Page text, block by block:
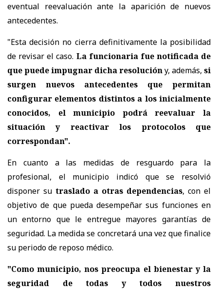
eventual reevaluación ante la aparición de nuevos
antecedentes.
"Esta decisión no cierra definitivamente la posibilidad
de revisar el caso. La funcionaria fue notificada de
que puede impugnar dicha resolucióny, además, si
surgen nuevos antecedentes que permitan
configurar elementos distintos a los inicialmente
conocidos, el municipio podrá reevaluar la
situación y reactivar los protocolos que
correspondan".
En cuanto a las medidas de resguardo para la
profesional, el municipio indicó que se resolvió
disponer su traslado a otras dependencias, con el
objetivo de que pueda desempeñar sus funciones en
un entorno que le entregue mayores garantías de
seguridad. La medida se concretará una vez que finalice
su periodo de reposo médico.
"Como municipio, nos preocupa el bienestar y la
seguridad de todas y todos nuestros